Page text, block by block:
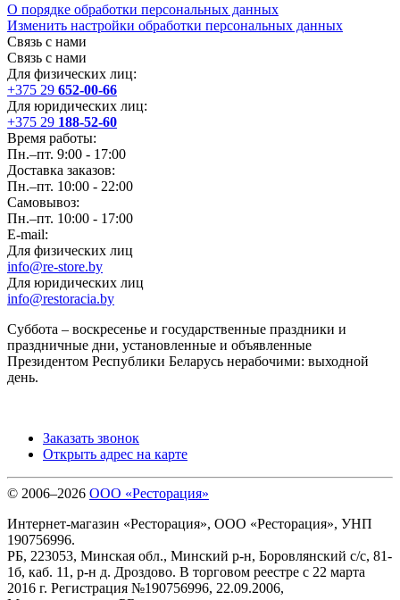
О порядке обработки персональных данных
Изменить настройки обработки персональных данных
Связь с нами
Связь с нами
Для физических лиц:
+375 29 652-00-66
Для юридических лиц:
+375 29 188-52-60
Время работы:
Пн.–пт. 9:00 - 17:00
Доставка заказов:
Пн.–пт. 10:00 - 22:00
Самовывоз:
Пн.–пт. 10:00 - 17:00
E-mail:
Для физических лиц
info@re-store.by
Для юридических лиц
info@restoracia.by
Суббота – воскресенье и государственные праздники и
праздничные дни, установленные и объявленные
Президентом Республики Беларусь нерабочими: выходной
день.
Заказать звонок
Открыть адрес на карте
© 2006–2026 ООО «Ресторация»
Интернет-магазин «Ресторация», ООО «Ресторация», УНП
190756996.
РБ, 223053, Минская обл., Минский р-н, Боровлянский с/с, 81-
1б, каб. 11, р-н д. Дроздово. В торговом реестре с 22 марта
2016 г. Регистрация №190756996, 22.09.2006,